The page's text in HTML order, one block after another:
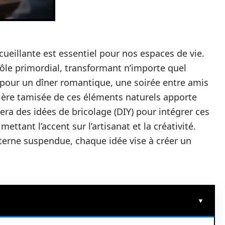
est essentiel pour nos espaces de vie.
primordial, transformant n’importe quel
un dîner romantique, une soirée entre amis
tamisée de ces éléments naturels apporte
des idées de bricolage (DIY) pour intégrer ces
l’accent sur l’artisanat et la créativité.
suspendue, chaque idée vise à créer un